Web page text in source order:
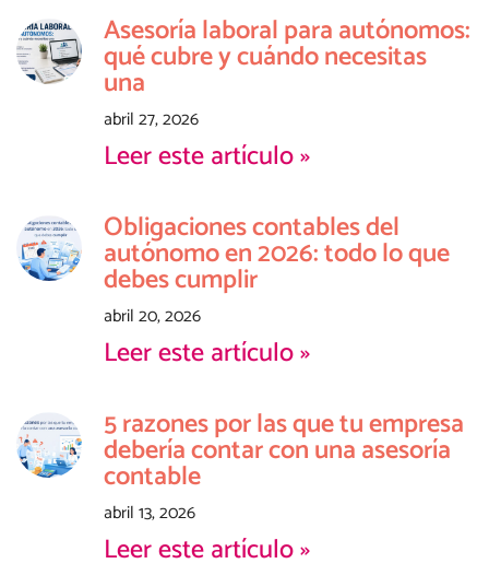
Asesoría laboral para autónomos:
qué cubre y cuándo necesitas
una
abril 27, 2026
Leer este artículo »
Obligaciones contables del
autónomo en 2026: todo lo que
debes cumplir
abril 20, 2026
Leer este artículo »
5 razones por las que tu empresa
debería contar con una asesoría
contable
abril 13, 2026
Leer este artículo »